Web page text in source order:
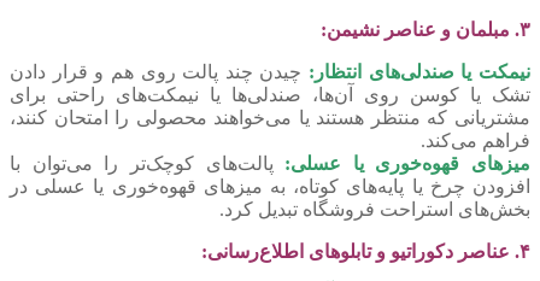
۳. مبلمان و عناصر نشیمن:
نیمکت یا صندلی‌های انتظار: چیدن چند پالت روی هم و قرار دادن
تشک یا کوسن روی آن‌ها، صندلی‌ها یا نیمکت‌های راحتی برای
مشتریانی که منتظر هستند یا می‌خواهند محصولی را امتحان کنند،
فراهم می‌کند.
میزهای قهوه‌خوری یا عسلی:
پالت‌های کوچک‌تر را می‌توان با
افزودن چرخ یا پایه‌های کوتاه، به میزهای قهوه‌خوری یا عسلی در
بخش‌های استراحت فروشگاه تبدیل کرد.
۴. عناصر دکوراتیو و تابلوهای اطلاع‌رسانی: